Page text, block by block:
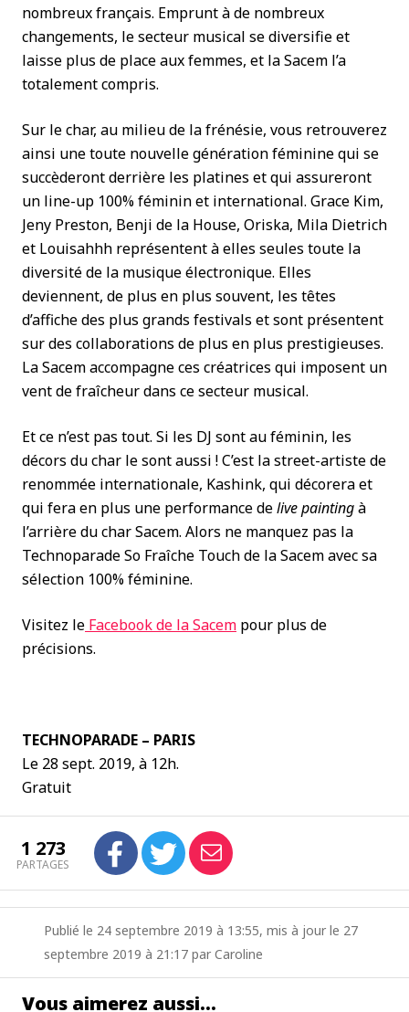
nombreux français. Emprunt à de nombreux
changements, le secteur musical se diversifie et
laisse plus de place aux femmes, et la Sacem l’a
totalement compris.
Sur le char, au milieu de la frénésie, vous retrouverez
ainsi une toute nouvelle génération féminine qui se
succèderont derrière les platines et qui assureront
un line-up 100% féminin et international. Grace Kim,
Jeny Preston, Benji de la House, Oriska, Mila Dietrich
et Louisahhh représentent à elles seules toute la
diversité de la musique électronique. Elles
deviennent, de plus en plus souvent, les têtes
d’affiche des plus grands festivals et sont présentent
sur des collaborations de plus en plus prestigieuses.
La Sacem accompagne ces créatrices qui imposent un
vent de fraîcheur dans ce secteur musical.
Et ce n’est pas tout. Si les DJ sont au féminin, les
décors du char le sont aussi ! C’est la street-artiste de
renommée internationale, Kashink, qui décorera et
qui fera en plus une performance delive paintingà
l’arrière du char Sacem. Alors ne manquez pas la
Technoparade So Fraîche Touch de la Sacem avec sa
sélection 100% féminine.
Visitez le Facebook de la Sacem pour plus de
précisions.
TECHNOPARADE – PARIS
Le 28 sept. 2019, à 12h.
Gratuit
1 273
PARTAGES
Publié le 24 septembre 2019 à 13:55, mis à jour le 27
septembre 2019 à 21:17 par Caroline
Vous aimerez aussi…